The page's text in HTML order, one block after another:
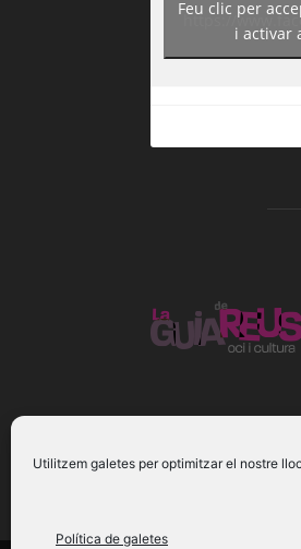
Utilitzem galetes per optimitzar el nostre
Política de galetes
https://
Feu clic per
i activar